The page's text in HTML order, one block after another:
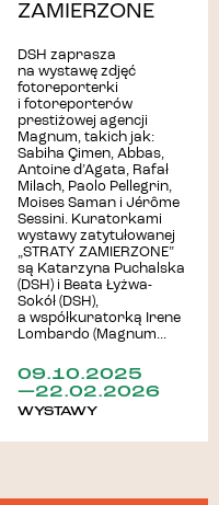
ZAMIERZONE
DSH zaprasza
na wystawę zdjęć
fotoreporterki
i fotoreporterów
prestiżowej agencji
Magnum, takich jak:
Sabiha Çimen, Abbas,
Antoine d’Agata, Rafał
Milach, Paolo Pellegrin,
Moises Saman i Jérôme
Sessini. Kuratorkami
wystawy zatytułowanej
„STRATY ZAMIERZONE”
są Katarzyna Puchalska
(DSH) i Beata Łyżwa-
Sokół (DSH),
a współkuratorką Irene
Lombardo (Magnum...
09.10.2025
—22.02.2026
WYSTAWY